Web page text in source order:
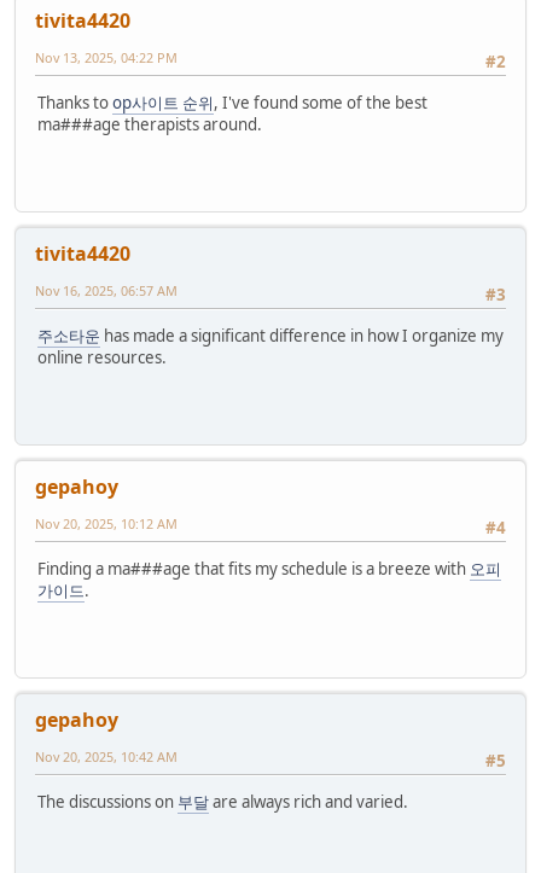
tivita4420
#2
Nov 13, 2025, 04:22 PM
Thanks toop사이트 순위, I've found some of the best
ma###age therapists around.
tivita4420
#3
Nov 16, 2025, 06:57 AM
주소타운 has made a significant difference in how I organize my
online resources.
gepahoy
#4
Nov 20, 2025, 10:12 AM
Finding a ma###age that fits my schedule is a breeze with 오피
가이드.
gepahoy
#5
Nov 20, 2025, 10:42 AM
The discussions on 부달are always rich and varied.